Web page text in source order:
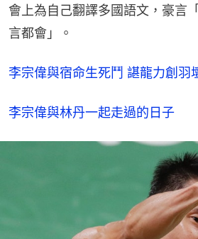
會上為自己翻譯多國語文，豪言
言都會」。
李宗偉與宿命生死鬥 諶龍力創羽
李宗偉與林丹一起走過的日子